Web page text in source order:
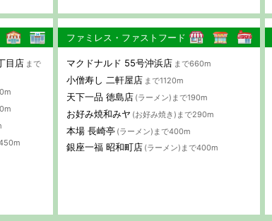
目店 まで
ファミレス・ファストフード
マクドナルド 55号沖浜店 まで660m
小僧寿し 二軒屋店 まで1120m
天下一品 徳島店 (ラーメン)まで190m
お好み焼和みヤ (お好み焼き)まで290m
本場 長崎亭 (ラーメン)まで400m
銀座一福 昭和町店 (ラーメン)まで400m